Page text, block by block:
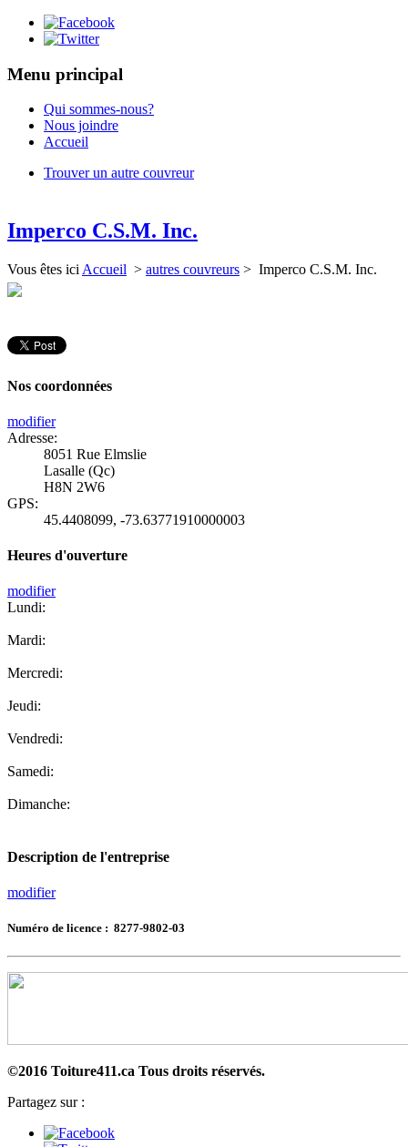
Menu principal
Qui sommes-nous?
Nous joindre
Accueil
Trouver un autre couvreur
Imperco C.S.M. Inc.
Vous êtes ici Accueil > autres couvreurs > Imperco C.S.M. Inc.
Nos coordonnées
modifier
Adresse:
8051 Rue Elmslie
Lasalle (Qc)
H8N 2W6
GPS:
45.4408099, -73.63771910000003
Heures d'ouverture
modifier
Lundi:
Mardi:
Mercredi:
Jeudi:
Vendredi:
Samedi:
Dimanche:
Description de l'entreprise
modifier
Numéro de licence : 8277-9802-03
©2016 Toiture411.ca Tous droits réservés.
Partagez sur :